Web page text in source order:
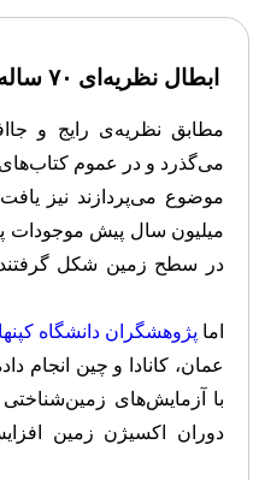
ابطال نظریه‌ای ۷۰ ساله در زیست‌شناسی تکاملی
می‌گذرد و در عموم
میلیون سال پیش موجودات
در سطح زمین شکل
اما پژوهشگران دانشگاه
عمان، کانادا و چین انجام
با آزمایش‌های زمین‌شناختی
دوران اکسیژن زمین